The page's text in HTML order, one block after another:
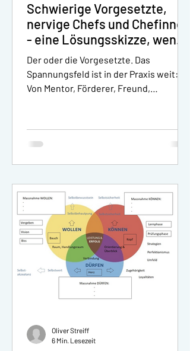
Schwierige Vorgesetzte,
nervige Chefs und Chefinnen
- eine Lösungsskizze, wenn
der Ärger mit dem Chef oder
Chefin überhand nimmt |
Business-Coaching für
Der oder die Vorgesetzte. Das
Spannungsfeld ist in der Praxis weit:
Von Mentor, Förderer, Freund,
Oliver Streiff
6 Min. Lesezeit